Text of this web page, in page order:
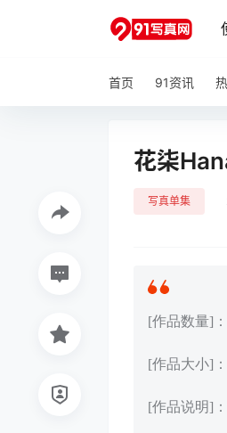
首页 91资讯
花柒
写真单集
[作品数量]
[作品大小]
[作品说明]